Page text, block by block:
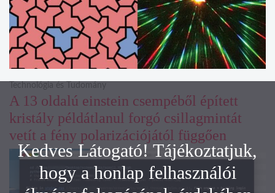
A 13 oldalú einstein csempéből épített
kristály példátlanul forgó csillagmintát
vetít a fény polarizációjától függően
Technológia és Tudomány
Kedves Látogató! Tájékoztatjuk,
hogy a honlap felhasználói